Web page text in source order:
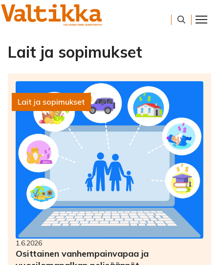
Lait ja sopimukset
Lait ja sopimukset
1.6.2026
Osittainen vanhempainvapaa ja